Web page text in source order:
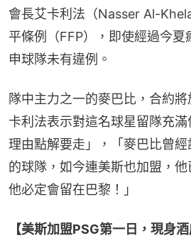
會長艾卡利法（Nasser Al-
平條例（FFP），即使經過今夏
申球隊未有違例。
隊中主力之一的麥巴比，合約
卡利法表示對這名球星留隊充滿
理由點解要走」，「麥巴比曾
的球隊，如今連美斯也加盟，他
他必定會留在巴黎！」
【美斯加盟PSG第一日，現身